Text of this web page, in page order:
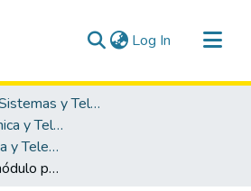
Log In (current)
Facultad de Sistemas y Telecomunicaciones
Carrera de Electrónica y Telecomunicaciones
Tesis de Electrónica y Telecomunicaciones
Desarrollo de un módulo para la teledetección automática del estado de las funciones cardiovasculares.